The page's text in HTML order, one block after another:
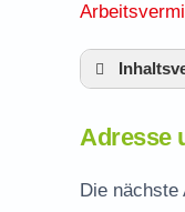
Adresse
Die nächste